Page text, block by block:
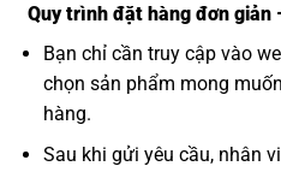
Quy trình đặt hàng đơn giản
Bạn chỉ cần truy cập vào
chọn sản phẩm mong
hàng.
Sau khi gửi yêu cầu, nhân